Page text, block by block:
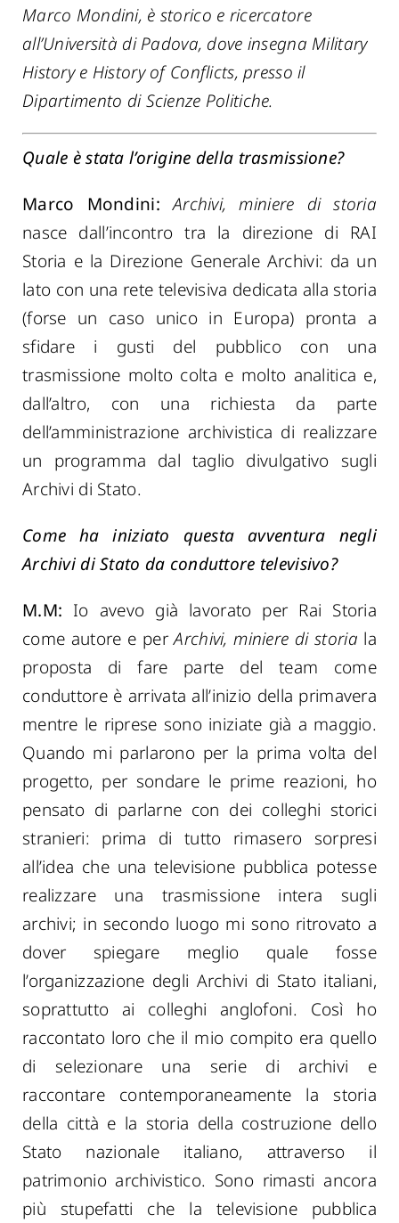
Marco Mondini, è storico e ricercatore
all’Università di Padova, dove insegna Military
History e History of Conflicts, presso il
Dipartimento di Scienze Politiche.
Quale è stata l’origine della trasmissione?
Marco Mondini: Archivi, miniere di storia
nasce dall’incontro tra la direzione di RAI
Storia e la Direzione Generale Archivi: da un
lato con una rete televisiva dedicata alla storia
(forse un caso unico in Europa) pronta a
sfidare i gusti del pubblico con una
trasmissione molto colta e molto analitica e,
dall’altro, con una richiesta da parte
dell’amministrazione archivistica di realizzare
un programma dal taglio divulgativo sugli
Archivi di Stato.
Come ha iniziato questa avventura negli
Archivi di Stato da conduttore televisivo?
M.M: Io avevo già lavorato per Rai Storia
come autore e perArchivi, miniere di storia la
proposta di fare parte del team come
conduttore è arrivata all’inizio della primavera
mentre le riprese sono iniziate già a maggio.
Quando mi parlarono per la prima volta del
progetto, per sondare le prime reazioni, ho
pensato di parlarne con dei colleghi storici
stranieri: prima di tutto rimasero sorpresi
all’idea che una televisione pubblica potesse
realizzare una trasmissione intera sugli
archivi; in secondo luogo mi sono ritrovato a
dover spiegare meglio quale fosse
l’organizzazione degli Archivi di Stato italiani,
soprattutto ai colleghi anglofoni. Così ho
raccontato loro che il mio compito era quello
di selezionare una serie di archivi e
raccontare contemporaneamente la storia
della città e la storia della costruzione dello
Stato nazionale italiano, attraverso il
patrimonio archivistico. Sono rimasti ancora
più stupefatti che la televisione pubblica